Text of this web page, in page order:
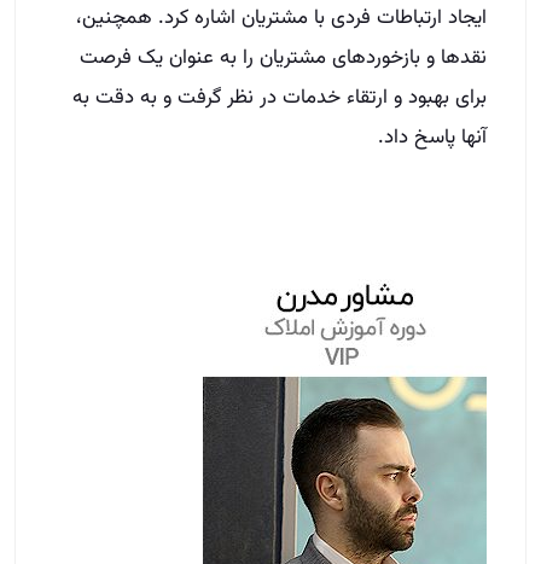
ایجاد ارتباطات فردی با مشتریان اشاره کرد. همچنین،
نقدها و بازخوردهای مشتریان را به عنوان یک فرصت
برای بهبود و ارتقاء خدمات در نظر گرفت و به دقت به
آنها پاسخ داد.